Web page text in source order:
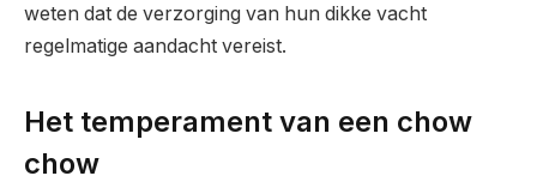
weten dat de verzorging van hun dikke vacht
regelmatige aandacht vereist.
Het temperament van een chow
chow